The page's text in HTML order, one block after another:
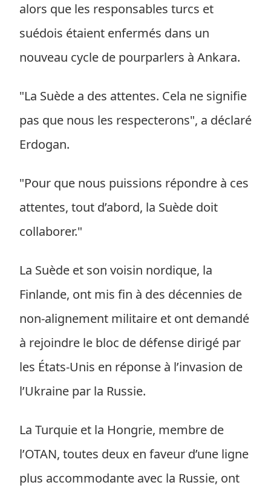
alors que les responsables turcs et
suédois étaient enfermés dans un
nouveau cycle de pourparlers à Ankara.
"La Suède a des attentes. Cela ne signifie
pas que nous les respecterons", a déclaré
Erdogan.
"Pour que nous puissions répondre à ces
attentes, tout d’abord, la Suède doit
collaborer."
La Suède et son voisin nordique, la
Finlande, ont mis fin à des décennies de
non-alignement militaire et ont demandé
à rejoindre le bloc de défense dirigé par
les États-Unis en réponse à l’invasion de
l’Ukraine par la Russie.
La Turquie et la Hongrie, membre de
l’OTAN, toutes deux en faveur d’une ligne
plus accommodante avec la Russie, ont